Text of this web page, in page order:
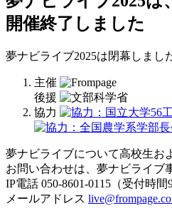
開催終了しました
夢ナビライブ2025は閉幕しまし
主催
後援
協力
夢ナビライブについて高校生お
お問い合わせは、夢ナビライブ
IP電話 050-8601-0115（受付時
メールアドレス